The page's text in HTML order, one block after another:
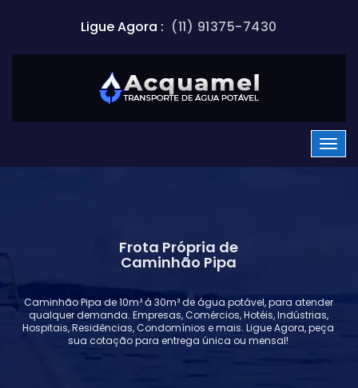
Ligue Agora : (11) 91375-7430
Frota Própria de
Caminhão Pipa
Caminhão Pipa de 10m³ á 30m³ de água potável, para atender
qualquer demanda. Empresas, Comércios, Hotéis, Indústrias,
Hospitais, Residências, Condomínios e mais. Ligue Agora, peça
sua cotação para entrega única ou mensal!